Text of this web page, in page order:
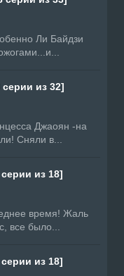
Ли Байдзи
из 32]
Джаоян -на
Сняли в...
из 18]
время! Жаль
все было...
из 18]